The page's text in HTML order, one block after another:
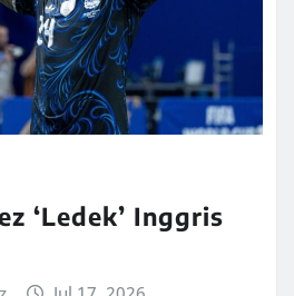
‘Ledek’ Inggris